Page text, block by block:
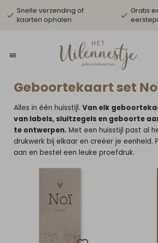
Snelle verzending of
kaarten ophalen
Gratis
Geboortekaart set
Alles in één huisstijl. Van elk
van labels, sluitzegels en geboorte
te ontwerpen. Met een huisstijl past al
drukwerk bij elkaar en creëer je eenheid.
aan en bestel een leuke proefdruk.